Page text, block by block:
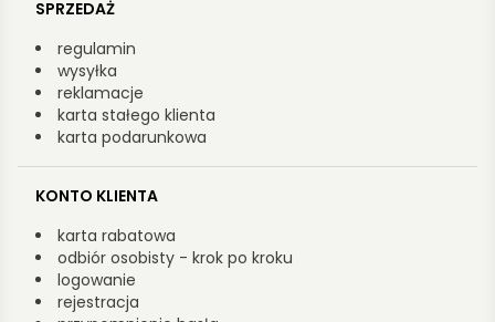
SPRZEDAŻ
regulamin
wysyłka
reklamacje
karta stałego klienta
karta podarunkowa
KONTO KLIENTA
karta rabatowa
odbiór osobisty - krok po kroku
logowanie
rejestracja